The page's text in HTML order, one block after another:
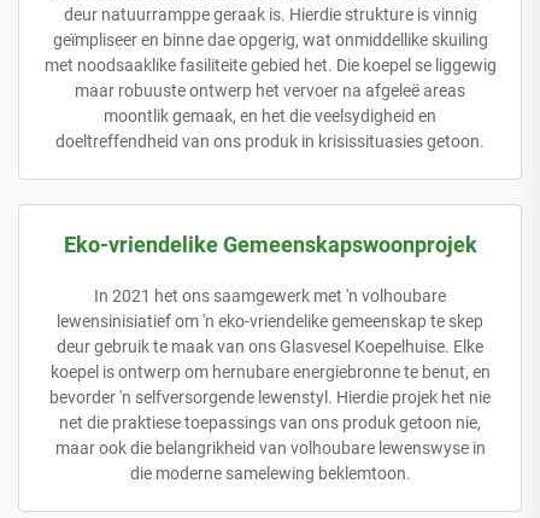
deur natuurramppe geraak is. Hierdie strukture is vinnig
geïmpliseer en binne dae opgerig, wat onmiddellike skuiling
met noodsaaklike fasiliteite gebied het. Die koepel se liggewig
maar robuuste ontwerp het vervoer na afgeleë areas
moontlik gemaak, en het die veelsydigheid en
doeltreffendheid van ons produk in krisissituasies getoon.
Eko-vriendelike Gemeenskapswoonprojek
In 2021 het ons saamgewerk met 'n volhoubare
lewensinisiatief om 'n eko-vriendelike gemeenskap te skep
deur gebruik te maak van ons Glasvesel Koepelhuise. Elke
koepel is ontwerp om hernubare energiebronne te benut, en
bevorder 'n selfversorgende lewenstyl. Hierdie projek het nie
net die praktiese toepassings van ons produk getoon nie,
maar ook die belangrikheid van volhoubare lewenswyse in
die moderne samelewing beklemtoon.